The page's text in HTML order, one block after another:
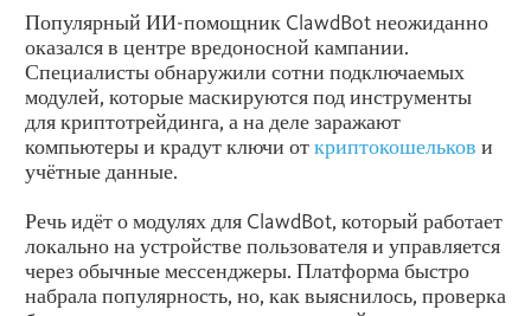
Популярный ИИ-помощник ClawdBot неожиданно
оказался в центре вредоносной кампании.
Специалисты обнаружили сотни подключаемых
модулей, которые маскируются под инструменты
для криптотрейдинга, а на деле заражают
компьютеры и крадут ключи откриптокошельков и
учётные данные.
Речь идёт о модулях для ClawdBot, который работает
локально на устройстве пользователя и управляется
через обычные мессенджеры. Платформа быстро
набрала популярность, но, как выяснилось, проверка